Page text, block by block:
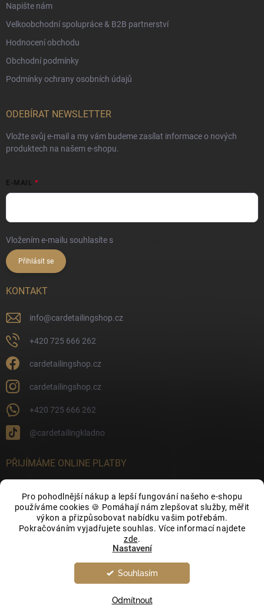
Pro pohodlnější nákup a lepší fungování našeho e-shopu
používáme cookies 🍪 Pomáhají nám zlepšovat služby, měřit
výkon a přizpůsobovat nabídku vašim potřebám.
Pokračováním vyjadřujete souhlas. Více informací najdete
zde.
Nastavení
Odmítnout
Souhlasím
Napište nám
Velkoobchodní spolupráce & B2B partnerství
Hodnocení obchodu
Obchodní podmínky
Podmínky ochrany osobních údajů
ODEBÍRAT NEWSLETTER
Vložte svůj e-mail a my vám budeme zasílat informace o nových
produktech na našem e-shopu.
E-MAIL
Vložením e-mailu souhlasíte s
Přihlásit se
KONTAKT
info@cardetailingshop.cz
+420 725 666 262
cardetailingshop.cz
cardetailingshop.cz
+420 725 666 262
@cardetailingkladno
PŘIJÍMÁME ONLINE PLATBY
FACEBOOK
CarDetailingShop.cz. Všechna práva vyhrazena.